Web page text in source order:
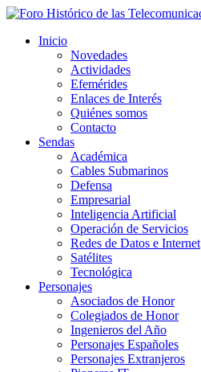
Inicio
Novedades
Actividades
Efemérides
Enlaces de Interés
Quiénes somos
Contacto
Sendas
Académica
Cables Submarinos
Defensa
Empresarial
Inteligencia Artificial
Operación de Servicios
Redes de Datos e Internet
Satélites
Tecnológica
Personajes
Asociados de Honor
Colegiados de Honor
Ingenieros del Año
Personajes Españoles
Personajes Extranjeros